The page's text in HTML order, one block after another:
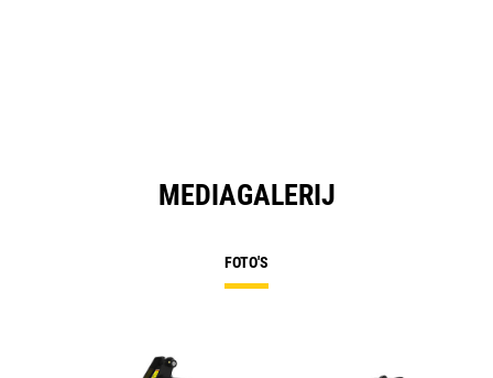
MEDIAGALERIJ
FOTO'S